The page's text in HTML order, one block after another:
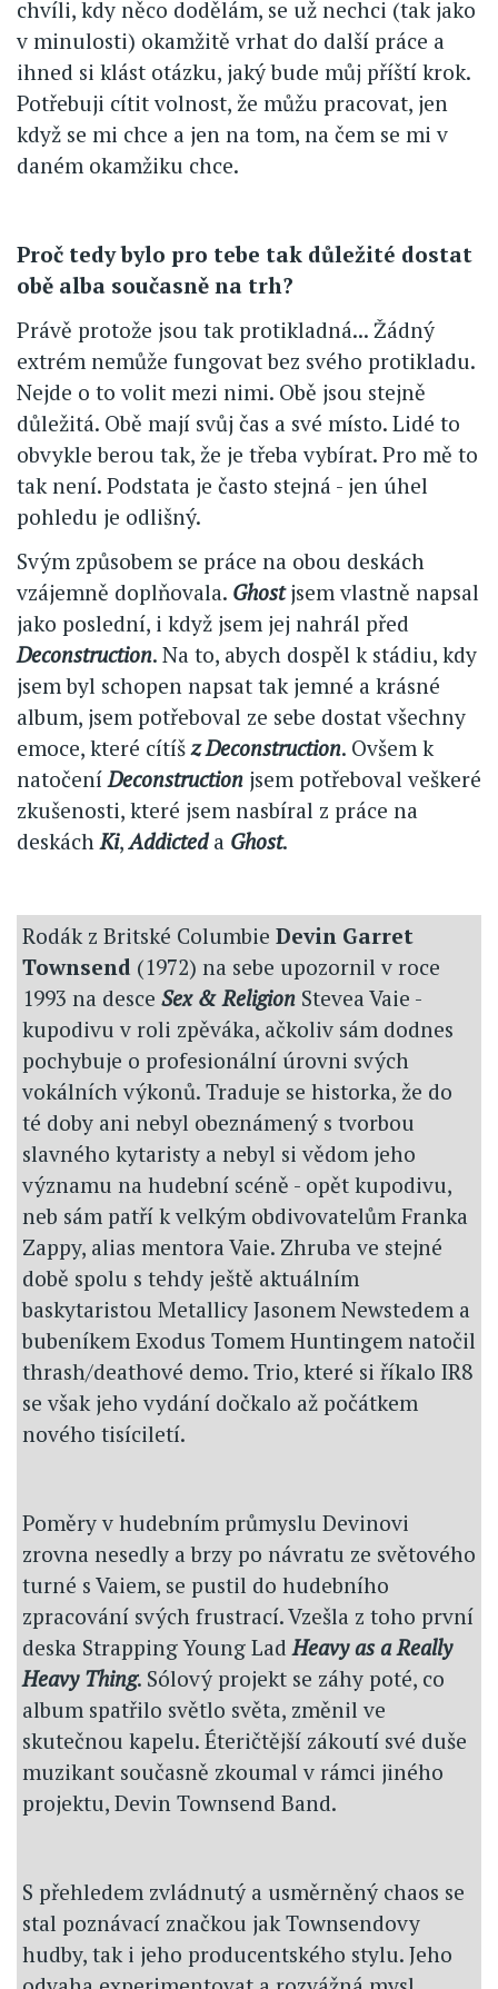
chvíli, kdy něco dodělám, se už nechci (tak jako
v minulosti) okamžitě vrhat do další práce a
ihned si klást otázku, jaký bude můj příští krok.
Potřebuji cítit volnost, že můžu pracovat, jen
když se mi chce a jen na tom, na čem se mi v
daném okamžiku chce.
Proč tedy bylo pro tebe tak důležité dostat
obě alba současně na trh?
Právě protože jsou tak protikladná... Žádný
extrém nemůže fungovat bez svého protikladu.
Nejde o to volit mezi nimi. Obě jsou stejně
důležitá. Obě mají svůj čas a své místo. Lidé to
obvykle berou tak, že je třeba vybírat. Pro mě to
tak není. Podstata je často stejná - jen úhel
pohledu je odlišný.
Svým způsobem se práce na obou deskách
vzájemně doplňovala. Ghostjsem vlastně napsal
jako poslední, i když jsem jej nahrál před
Deconstruction. Na to, abych dospěl k stádiu, kdy
jsem byl schopen napsat tak jemné a krásné
album, jsem potřeboval ze sebe dostat všechny
emoce, které cítíšz Deconstruction. Ovšem k
natočeníDeconstruction jsem potřeboval veškeré
zkušenosti, které jsem nasbíral z práce na
deskáchKi,Addicteda Ghost.
Rodák z Britské Columbie Devin Garret
Townsend (1972) na sebe upozornil v roce
1993 na desce Sex & Religion Stevea Vaie -
kupodivu v roli zpěváka, ačkoliv sám dodnes
pochybuje o profesionální úrovni svých
vokálních výkonů. Traduje se historka, že do
té doby ani nebyl obeznámený s tvorbou
slavného kytaristy a nebyl si vědom jeho
významu na hudební scéně - opět kupodivu,
neb sám patří k velkým obdivovatelům Franka
Zappy, alias mentora Vaie. Zhruba ve stejné
době spolu s tehdy ještě aktuálním
baskytaristou Metallicy Jasonem Newstedem a
bubeníkem Exodus Tomem Huntingem natočil
thrash/deathové demo. Trio, které si říkalo IR8
se však jeho vydání dočkalo až počátkem
nového tisíciletí.
Poměry v hudebním průmyslu Devinovi
zrovna nesedly a brzy po návratu ze světového
turné s Vaiem, se pustil do hudebního
zpracování svých frustrací. Vzešla z toho první
deska Strapping Young LadHeavy as a Really
Heavy Thing. Sólový projekt se záhy poté, co
album spatřilo světlo světa, změnil ve
skutečnou kapelu. Éteričtější zákoutí své duše
muzikant současně zkoumal v rámci jiného
projektu, Devin Townsend Band.
S přehledem zvládnutý a usměrněný chaos se
stal poznávací značkou jak Townsendovy
hudby, tak i jeho producentského stylu. Jeho